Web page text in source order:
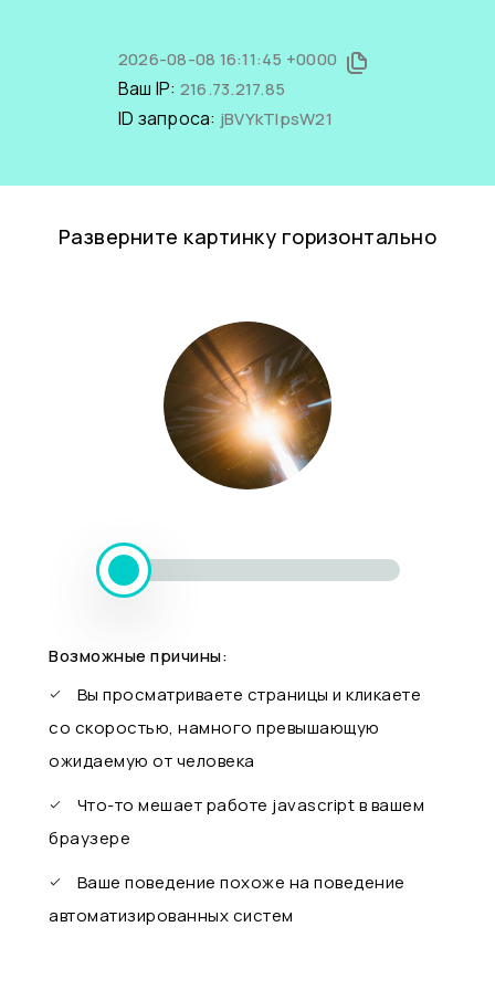
2026-08-08 16:11:45 +0000
Ваш IP: 216.73.217.85
ID запроса: jBVYkTlpsW21
Разверните картинку горизонтально
Возможные причины:
Вы просматриваете страницы и кликаете
со скоростью, намного превышающую
ожидаемую от человека
Что-то мешает работе javascript в вашем
браузере
Ваше поведение похоже на поведение
автоматизированных систем